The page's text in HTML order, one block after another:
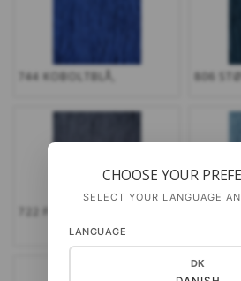
744 KOBOLTBLÅ, 806
CHOOSE YOUR
SELECT YOUR LANGUAGE
LANGUAGE
DK